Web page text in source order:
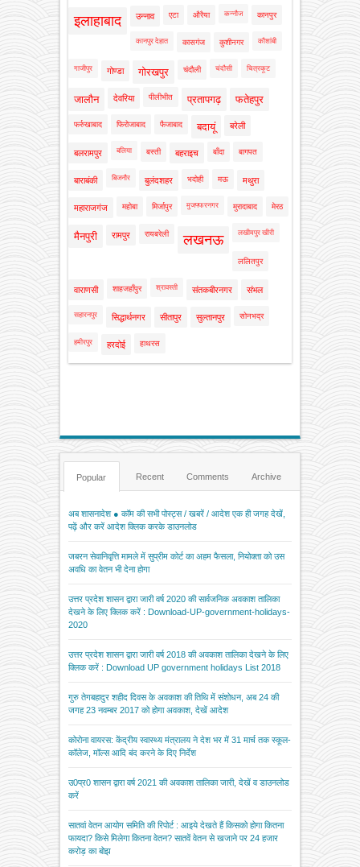
इलाहाबाद उन्नाव एटा औरैया कन्नौज कानपुर
कानपुर देहात कासगंज कुशीनगर कौशांबी
गाजीपुर गोण्डा गोरखपुर चंदौली चंदौसी चित्रकूट
जालौन देवरिया पीलीभीत प्रतापगढ़ फतेहपुर
फर्रुखाबाद फिरोजाबाद फैजाबाद बदायूं बरेली
बलरामपुर बलिया बस्ती बहराइच बाँदा बागपत
बाराबंकी बिजनौर बुलंदशहर भदोही मऊ मथुरा
महाराजगंज महोबा मिर्जापुर मुजफ्फरनगर मुरादाबाद मेरठ
मैनपुरी रामपुर रायबरेली लखनऊ लखीमपुर खीरी
ललितपुर
वाराणसी शाहजहाँपुर श्रावस्ती संतकबीरनगर संभल
सहारनपुर सिद्धार्थनगर सीतापुर सुल्तानपुर सोनभद्र
हमीरपुर हरदोई हाथरस
Popular Recent Comments Archive
अब शासनादेश ● कॉम की सभी पोस्ट्स / खबरें / आदेश एक ही जगह देखें,
पढ़ें और करें आदेश क्लिक करके डाउनलोड
जबरन सेवानिवृत्ति मामले में सुप्रीम कोर्ट का अहम फैसला, नियोक्ता को उस
अवधि का वेतन भी देना होगा
उत्तर प्रदेश शासन द्वारा जारी वर्ष 2020 की सार्वजनिक अवकाश तालिका
देखने के लिए क्लिक करें : Download-UP-government-holidays-
2020
उत्तर प्रदेश शासन द्वारा जारी वर्ष 2018 की अवकाश तालिका देखने के लिए
क्लिक करें : Download UP government holidays List 2018
गुरु तेगबहादुर शहीद दिवस के अवकाश की तिथि में संशोधन, अब 24 की
जगह 23 नवम्बर 2017 को होगा अवकाश, देखें आदेश
कोरोना वायरस: केंद्रीय स्वास्थ्य मंत्रालय ने देश भर में 31 मार्च तक स्कूल-
कॉलेज, मॉल्स आदि बंद करने के दिए निर्देश
उ0प्र0 शासन द्वारा वर्ष 2021 की अवकाश तालिका जारी, देखें व डाउनलोड
करें
सातवां वेतन आयोग समिति की रिपोर्ट : आइये देखते हैं किसको होगा कितना
फायदा? किसे मिलेगा कितना वेतन? सातवें वेतन से खजाने पर 24 हजार
करोड़ का बोझ